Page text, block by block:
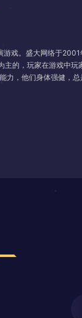
游戏。盛大网络于2001
主的，玩家在游戏中玩
力，他们身体强健，总
自己，帮助自己战斗。